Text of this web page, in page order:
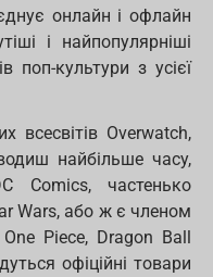
онлайн і офлайн
і найпопулярніші
поп-культури з усієї
всесвітів Overwatch,
найбільше часу,
Comics, частенько
Wars, або ж є членом
Piece, Dragon Ball
офіційні товари